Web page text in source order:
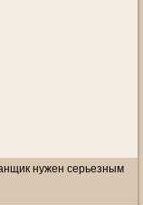
нужен серьезным